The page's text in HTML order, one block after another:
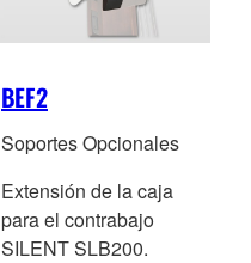
BEF2
Soportes Opcionales
Extensión de la caja
para el contrabajo
SILENT SLB200.